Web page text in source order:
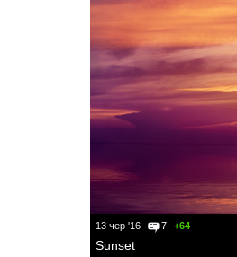
13 чер '16 7 +64
Sunset